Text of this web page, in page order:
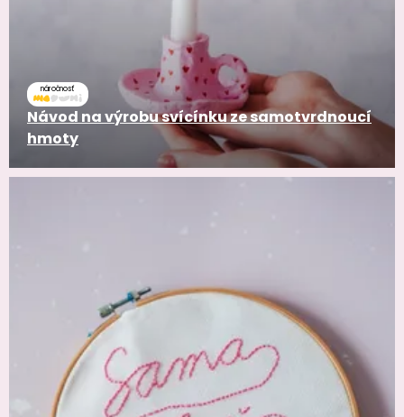
náročnosť
Návod na výrobu svícínku ze samotvrdnoucí
hmoty